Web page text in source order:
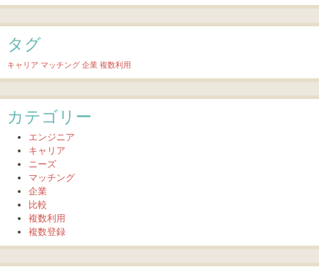
タグ
キャリア マッチング 企業 複数利用
カテゴリー
エンジニア
キャリア
ニーズ
マッチング
企業
比較
複数利用
複数登録